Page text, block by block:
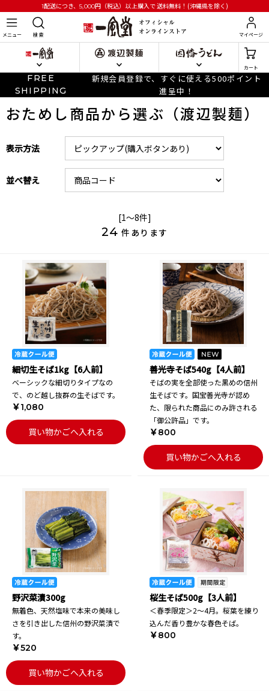
1配送につき、5,000円 （税込）以上購入で送料無料！(沖縄県を除く)
メニュー 検 索 マイページ
カート
FREE
SHIPPING
新規会員登録で、すぐに使える500ポイント
進呈中！
おためし商品から選ぶ（渡辺製麺）
表示方法
並べ替え
[1～8件]
24 件あります
細切生そば1kg【6人前】
ベーシックな細切りタイプなの
で、のど越し抜群の生そばです。
￥1,080
買い物かごへ入れる
善光寺そば540g【4人前】
そばの実を全部使った黒めの信州
生そばです。国宝善光寺が認め
た、限られた商品にのみ許される
「御公許品」です。
￥800
買い物かごへ入れる
野沢菜漬300g
無着色、天然塩味で本来の美味し
さを引き出した信州の野沢菜漬で
す。
￥520
買い物かごへ入れる
桜生そば500g【3人前】
＜春季限定＞2～4月。桜葉を練り
込んだ香り豊かな春色そば。
￥800